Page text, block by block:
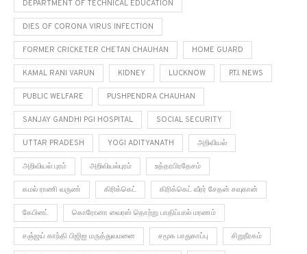
DEPARTMENT OF TECHNICAL EDUCATION
DIES OF CORONA VIRUS INFECTION
FORMER CRICKETER CHETAN CHAUHAN HOME GUARD
KAMAL RANI VARUN KIDNEY LUCKNOW P.T.I. NEWS
PUBLIC WELFARE PUSHPENDRA CHAUHAN
SANJAY GANDHI PGI HOSPITAL SOCIAL SECURITY
UTTAR PRADESH YOGI ADITYANATH அறிவியல்
அறிவியல் புரம் அறிவியல்புரம் உத்தரபிரதேசம்
கமல் ராணி வருண் கிரிக்கெட் கிரிக்கெட் வீரர் சேதன் சவுகான்
கேபினட் கொரோனா வைரஸ் தொற்று பாதிப்பால் மரணம்
சஞ்ஜய் காந்தி பிஜிஐ மருத்துவமனை சமூக பாதுகாப்பு சிறுநீரகம்